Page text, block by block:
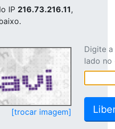
IP 216.73.216.11,
[trocar imagem]
Digite
lado no